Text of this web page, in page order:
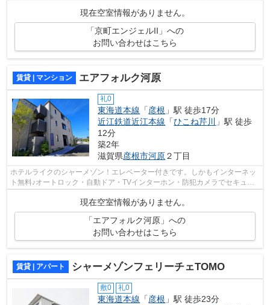
現在空室情報がありません。
「京町エンジェルII」への
お問い合わせはこちら
賃貸 | マンション エアフォルク河原
礼0
東海道本線 「彦根 」駅 徒歩17分
近江鉄道近江本線 「ひこね芹川
」駅 徒歩
12分
築2年
滋賀県彦根市河原２丁目
ホテルライクのシャーメゾン！エレベーター付きです。しかもインターネッ
ト無料♪オートロック・自動ドア・TVインターホン・防犯カメラでセキュリ
ティ対策しています。宅配ボックスもあ...
現在空室情報がありません。
「エアフォルク河原」への
お問い合わせはこちら
賃貸 | アパート シャーメゾンフェリーチェTOMO
敷0 礼0
東海道本線 「彦根 」駅 徒歩23分